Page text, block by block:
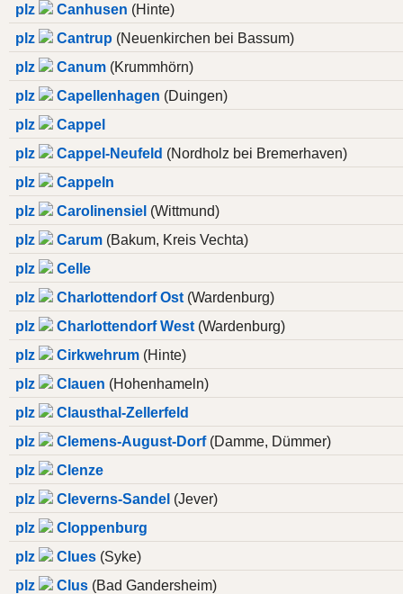
plz
Canhusen (Hinte)
plz
Cantrup (Neuenkirchen bei Bassum)
plz
Canum (Krummhörn)
plz
Capellenhagen (Duingen)
plz
Cappel
plz
Cappel-Neufeld (Nordholz bei Bremerhaven)
plz
Cappeln
plz
Carolinensiel (Wittmund)
plz
Carum (Bakum, Kreis Vechta)
plz
Celle
plz
Charlottendorf Ost (Wardenburg)
plz
Charlottendorf West (Wardenburg)
plz
Cirkwehrum (Hinte)
plz
Clauen (Hohenhameln)
plz
Clausthal-Zellerfeld
plz
Clemens-August-Dorf(Damme, Dümmer)
plz
Clenze
plz
Cleverns-Sandel (Jever)
plz
Cloppenburg
plz
Clues (Syke)
plz
Clus (Bad Gandersheim)